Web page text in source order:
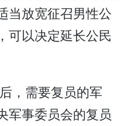
当放宽征召男性公
可以决定延长公民
，需要复员的军
军事委员会的复员